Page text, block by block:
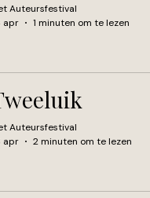
Auteursfestival
apr
1 minuten om te lezen
Auteursfestival
apr
2 minuten om te lezen